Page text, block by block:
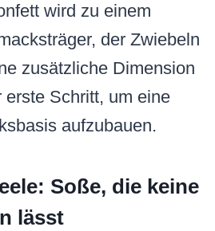
wird zu einem
der Zwiebeln
zusätzliche Dimension
Schritt, um eine
aufzubauen.
Soße, die keine
lässt